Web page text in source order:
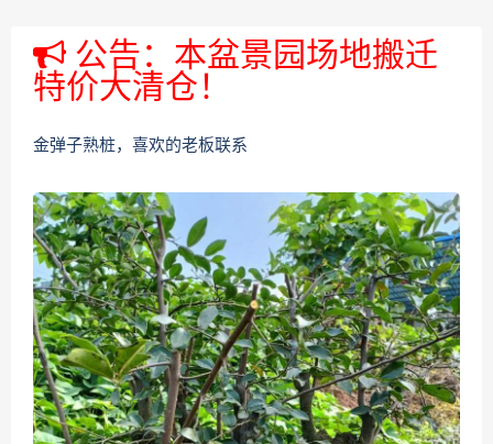
公告：本盆景园场地搬迁
特价大清仓！
金弹子熟桩，喜欢的老板联系